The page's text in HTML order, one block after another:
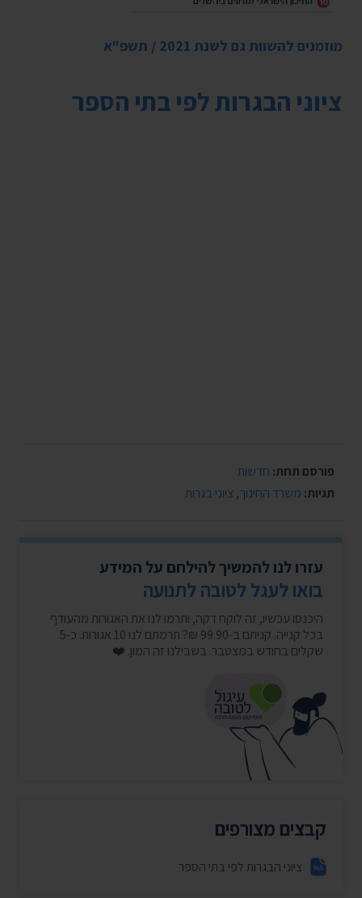
מוזמנים להשוות גם לשנת 2021 / תשפ"א
ציוני הבגרות לפי בתי הספר
פורסם תחת: חדשות
תגיות: משרד החינוך, ציוני בגרות
עזרו לנו להמשיך להילחם על המידע
בואו לעגל לטובה לתנועה
היכנסו עכשיו, זה לוקח דקה, ותרמו לנו את האגורות מהעודף
בכל קנייה. קניתם ב-99.90 ₪? תרמתם לנו 10 אגורות. כ-5
שקלים בחודש במצטבר. בשבילנו זה המון. ❤️
קבצים מצורפים
ציוני הבגרות לפי בתי הספר